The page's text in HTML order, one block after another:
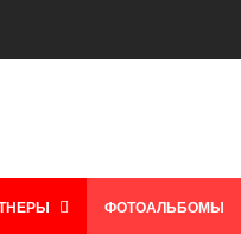
ФОТОАЛЬБОМЫ